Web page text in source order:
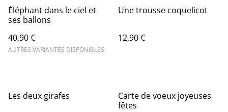
Éléphant dans le ciel et
ses ballons
40,90 €
AUTRES VARIANTES DISPONIBLES
Une trousse coquelicot
12,90 €
Les deux girafes
Carte de voeux joyeuses
fêtes